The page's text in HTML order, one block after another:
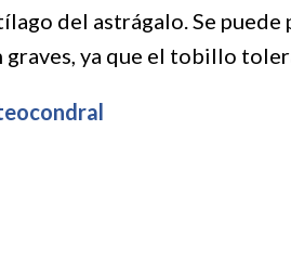
del astrágalo. Se
graves, ya que el tobillo